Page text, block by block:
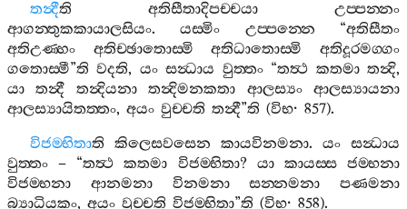
තන්‍දීති අතිසීතාදිපච‍්චයා
උප‍්පන‍්නං
ආගන‍්තුකකායාලසියං.යස‍්මිං උප‍්පන‍්නෙ “අතිසීතං
අතිඋණ‍්හං
අතිච‍්ඡාතොස‍්මි අතිධාතොස‍්මි
අතිදූරමග‍්ගං
ගතොස‍්මී”ති වදති, යං සන්‍ධාය වුත‍්තං“තත්‍ථ කතමා තන්‍දි,
යා
තන්‍දී තන්‍දියනා තන්‍දිමනකතා ආලස්‍යං
ආලස්‍යායනා
ආලස්‍යායිතත‍්තං, අයං වුච‍්චති තන්‍දී”ති (විභ· 857).
විජම‍්භිතාති කිලෙසවසෙන කායවිනමනා. යං සන්‍ධාය
වුත‍්තං – “තත්‍ථ කතමා විජම‍්භිතා? යා කායස‍්ස ජම‍්භනා
විජම‍්භනා
ආනමනා විනමනා සන‍්නමනා
පණමනා
බ්‍යාධියකං, අයං වුච‍්චති විජම‍්භිතා”ති (විභ· 858).